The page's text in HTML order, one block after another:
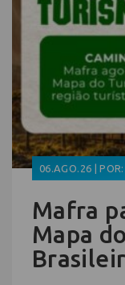
06.AGO.26 |
Mafra
Mapa